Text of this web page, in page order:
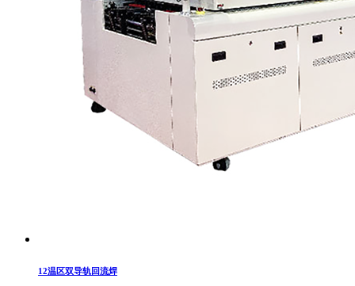
12温区双导轨回流焊